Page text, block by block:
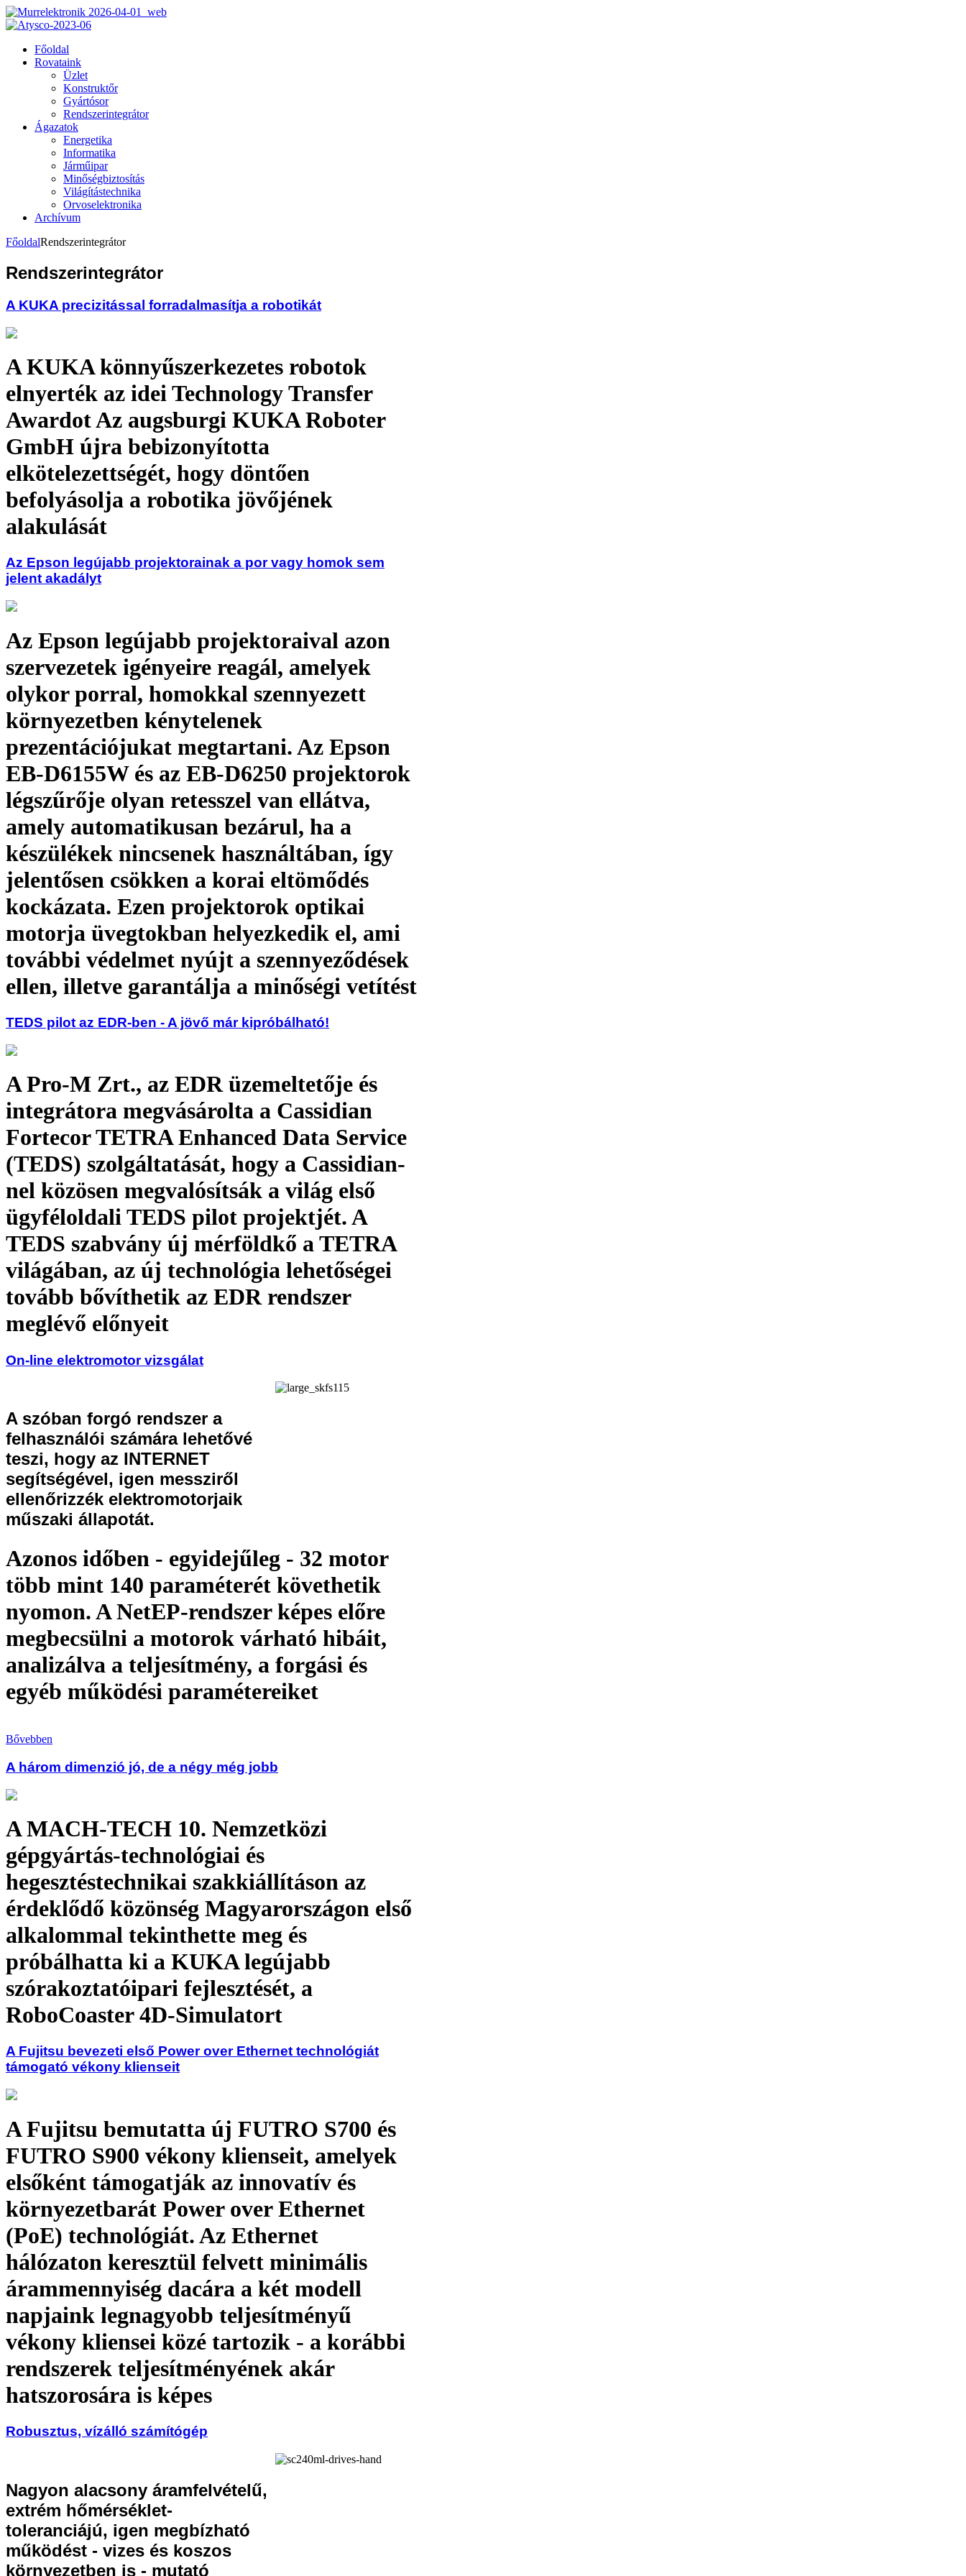
Főoldal
Rovataink
Üzlet
Konstruktőr
Gyártósor
Rendszerintegrátor
Ágazatok
Energetika
Informatika
Járműipar
Minőségbiztosítás
Világítástechnika
Orvoselektronika
Archívum
FőoldalRendszerintegrátor
Rendszerintegrátor
A KUKA precizitással forradalmasítja a robotikát
A KUKA könnyűszerkezetes robotok
elnyerték az idei Technology Transfer
Awardot Az augsburgi KUKA Roboter
GmbH újra bebizonyította
elkötelezettségét, hogy döntően
befolyásolja a robotika jövőjének
alakulását
Az Epson legújabb projektorainak a por vagy homok sem
jelent akadályt
Az Epson legújabb projektoraival azon
szervezetek igényeire reagál, amelyek
olykor porral, homokkal szennyezett
környezetben kénytelenek
prezentációjukat megtartani. Az Epson
EB-D6155W és az EB-D6250 projektorok
légszűrője olyan retesszel van ellátva,
amely automatikusan bezárul, ha a
készülékek nincsenek használtában, így
jelentősen csökken a korai eltömődés
kockázata. Ezen projektorok optikai
motorja üvegtokban helyezkedik el, ami
további védelmet nyújt a szennyeződések
ellen, illetve garantálja a minőségi vetítést
TEDS pilot az EDR-ben - A jövő már kipróbálható!
A Pro-M Zrt., az EDR üzemeltetője és
integrátora megvásárolta a Cassidian
Fortecor TETRA Enhanced Data Service
(TEDS) szolgáltatását, hogy a Cassidian-
nel közösen megvalósítsák a világ első
ügyféloldali TEDS pilot projektjét. A
TEDS szabvány új mérföldkő a TETRA
világában, az új technológia lehetőségei
tovább bővíthetik az EDR rendszer
meglévő előnyeit
On-line elektromotor vizsgálat
A szóban forgó rendszer a
felhasználói számára lehetővé
teszi, hogy az INTERNET
segítségével, igen messziről
ellenőrizzék elektromotorjaik
műszaki állapotát.
Azonos időben - egyidejűleg - 32 motor
több mint 140 paraméterét követhetik
nyomon. A NetEP-rendszer képes előre
megbecsülni a motorok várható hibáit,
analizálva a teljesítmény, a forgási és
egyéb működési paramétereiket
Bővebben
A három dimenzió jó, de a négy még jobb
A MACH-TECH 10. Nemzetközi
gépgyártás-technológiai és
hegesztéstechnikai szakkiállításon az
érdeklődő közönség Magyarországon első
alkalommal tekinthette meg és
próbálhatta ki a KUKA legújabb
szórakoztatóipari fejlesztését, a
RoboCoaster 4D-Simulatort
A Fujitsu bevezeti első Power over Ethernet technológiát
támogató vékony klienseit
A Fujitsu bemutatta új FUTRO S700 és
FUTRO S900 vékony klienseit, amelyek
elsőként támogatják az innovatív és
környezetbarát Power over Ethernet
(PoE) technológiát. Az Ethernet
hálózaton keresztül felvett minimális
árammennyiség dacára a két modell
napjaink legnagyobb teljesítményű
vékony kliensei közé tartozik - a korábbi
rendszerek teljesítményének akár
hatszorosára is képes
Robusztus, vízálló számítógép
Nagyon alacsony áramfelvételű,
extrém hőmérséklet-
toleranciájú, igen megbízható
működést - vizes és koszos
környezetben is - mutató